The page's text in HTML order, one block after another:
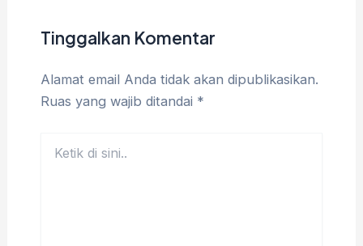
Tinggalkan Komentar
Alamat email Anda tidak akan dipublikasikan.
Ruas yang wajib ditandai *